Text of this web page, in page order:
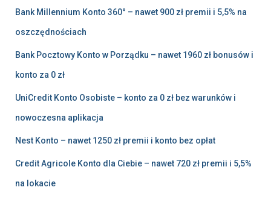
Bank Millennium Konto 360° – nawet 900 zł premii i 5,5% na
oszczędnościach
Bank Pocztowy Konto w Porządku – nawet 1960 zł bonusów i
konto za 0 zł
UniCredit Konto Osobiste – konto za 0 zł bez warunków i
nowoczesna aplikacja
Nest Konto – nawet 1250 zł premii i konto bez opłat
Credit Agricole Konto dla Ciebie – nawet 720 zł premii i 5,5%
na lokacie